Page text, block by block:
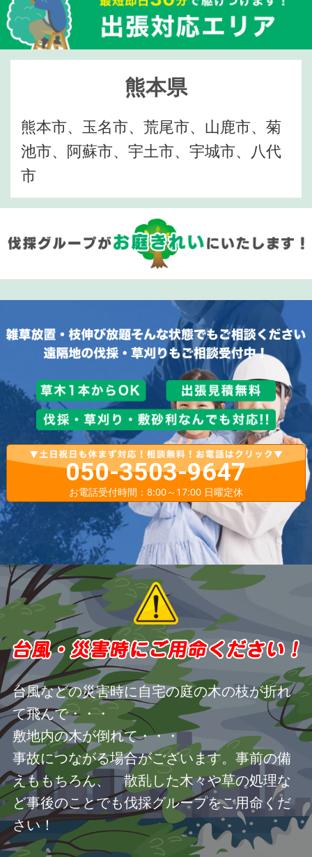
熊本県
熊本市、玉名市、荒尾市、山鹿市、菊
池市、阿蘇市、宇土市、宇城市、八代
市
050-3503-9647
お電話受付時間：8:00～17:00 日曜定休
台風などの災害時に自宅の庭の木の枝が折れ
て飛んで・・・
敷地内の木が倒れて・・・
事故につながる場合がございます。事前の備
えももちろん、 散乱した木々や草の処理な
ど事後のことでも伐採グループをご用命くだ
さい！